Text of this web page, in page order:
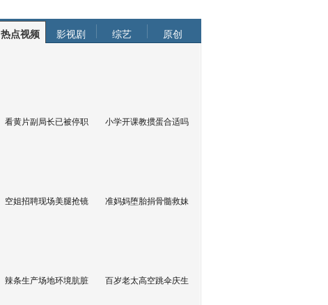
热点视频 影视剧 综艺 原创
看黄片副局长已被停职 小学开课教掼蛋合适吗
空姐招聘现场美腿抢镜 准妈妈堕胎捐骨髓救妹
辣条生产场地环境肮脏 百岁老太高空跳伞庆生